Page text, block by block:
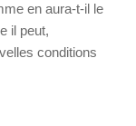
en aura-t-il le
il peut,
conditions